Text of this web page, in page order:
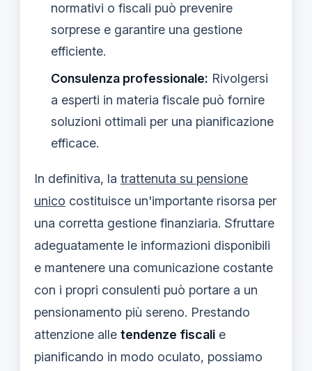
normativi o fiscali può prevenire
sorprese e garantire una gestione
efficiente.
Consulenza professionale: Rivolgersi
a esperti in materia fiscale può fornire
soluzioni ottimali per una pianificazione
efficace.
In definitiva, la trattenuta su pensione
unico costituisce un'importante risorsa per
una corretta gestione finanziaria. Sfruttare
adeguatamente le informazioni disponibili
e mantenere una comunicazione costante
con i propri consulenti può portare a un
pensionamento più sereno. Prestando
attenzione alle tendenze fiscali e
pianificando in modo oculato, possiamo